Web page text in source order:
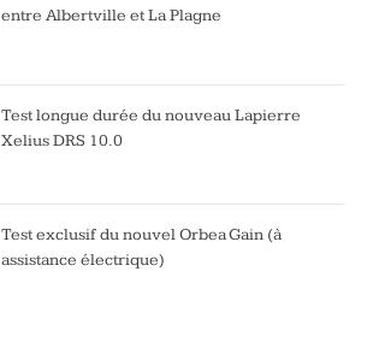
entre Albertville et La Plagne
Test longue durée du nouveau Lapierre
Xelius DRS 10.0
Test exclusif du nouvel Orbea Gain (à
assistance électrique)